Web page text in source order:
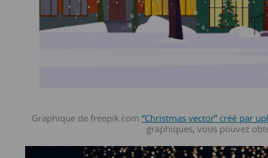
Graphique de freepik.com “Christmas vector” créé par
graphiques, vous pouvez